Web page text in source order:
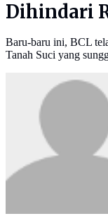
Dihindari
Baru-baru ini, BCL
Tanah Suci yang